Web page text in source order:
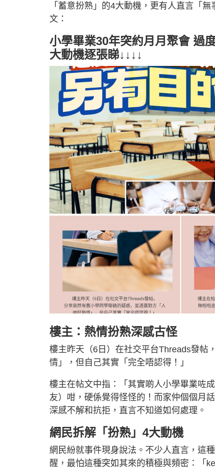
「蓄意扮熟」的4大動機，更有人直言「
文：
小學畢業30年突約月月聚會 過
大動機逐張睇↓↓↓↓
樓主：熱情扮熟深感古怪
樓主昨天（6日）在社交平台Threads發帖
情」，但自己其實「完全唔認得！」
樓主在帖文中指：「其實啲人小學畢業咗
友）咁，硬係覺得怪怪的！而家仲個個月
深感不解和抗拒，直言不知道如何處理。
網民拆解「扮熟」4大動機
網民紛就事件現身說法。不少人直言，這
醒，最怕這種突如其來的積極與頻密：「